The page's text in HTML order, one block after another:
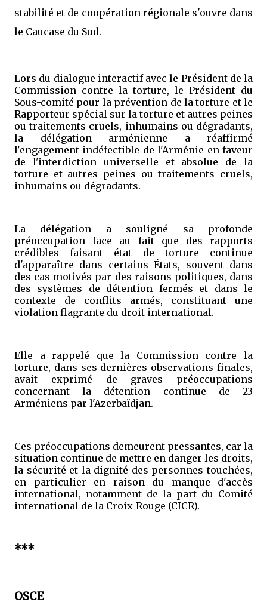
stabilité et de coopération régionale s'ouvre dans
le Caucase du Sud.
Lors du dialogue interactif avec le Président de la
Commission contre la torture, le Président du
Sous-comité pour la prévention de la torture et le
Rapporteur spécial sur la torture et autres peines
ou traitements cruels, inhumains ou dégradants,
la délégation arménienne a réaffirmé
l'engagement indéfectible de l'Arménie en faveur
de l'interdiction universelle et absolue de la
torture et autres peines ou traitements cruels,
inhumains ou dégradants.
La délégation a souligné sa profonde
préoccupation face au fait que des rapports
crédibles faisant état de torture continue
d'apparaître dans certains États, souvent dans
des cas motivés par des raisons politiques, dans
des systèmes de détention fermés et dans le
contexte de conflits armés, constituant une
violation flagrante du droit international.
Elle a rappelé que la Commission contre la
torture, dans ses dernières observations finales,
avait exprimé de graves préoccupations
concernant la détention continue de 23
Arméniens par l'Azerbaïdjan.
Ces préoccupations demeurent pressantes, car la
situation continue de mettre en danger les droits,
la sécurité et la dignité des personnes touchées,
en particulier en raison du manque d'accès
international, notamment de la part du Comité
international de la Croix-Rouge (CICR).
***
OSCE